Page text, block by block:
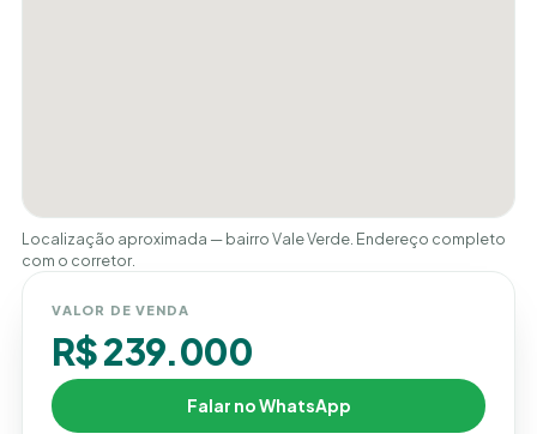
Localização aproximada — bairro Vale Verde. Endereço completo
com o corretor.
VALOR DE VENDA
R$ 239.000
Falar no WhatsApp